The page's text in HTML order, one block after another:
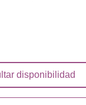
disponibilidad